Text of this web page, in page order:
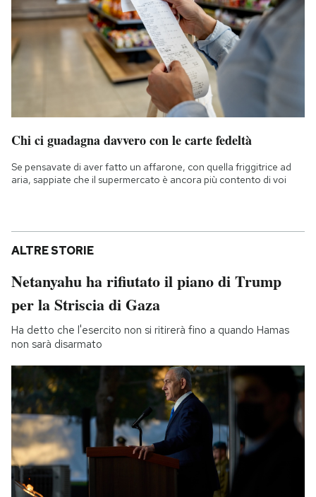
Chi ci guadagna davvero con le carte fedeltà
Se pensavate di aver fatto un affarone, con quella friggitrice ad
aria, sappiate che il supermercato è ancora più contento di voi
ALTRE STORIE
Netanyahu ha rifiutato il piano di Trump
per la Striscia di Gaza
Ha detto che l'esercito non si ritirerà fino a quando Hamas
non sarà disarmato